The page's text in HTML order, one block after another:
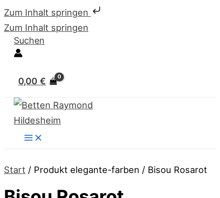
Zum Inhalt springen
Zum Inhalt springen
Suchen
0,00€
Start / Produkt elegante-farben / Bisou Rosarot